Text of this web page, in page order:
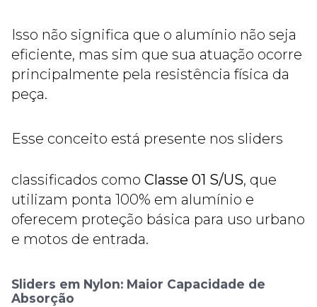
Isso não significa que o alumínio não seja
eficiente, mas sim que sua atuação ocorre
principalmente pela resistência física da
peça.
Esse conceito está presente nos sliders
classificados como Classe 01 S/US, que
utilizam ponta 100% em alumínio e
oferecem proteção básica para uso urbano
e motos de entrada.
Sliders em Nylon: Maior Capacidade de
Absorção